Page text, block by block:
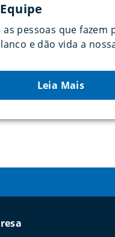
as pessoas que fazem
e dão vida a
Leia Mais